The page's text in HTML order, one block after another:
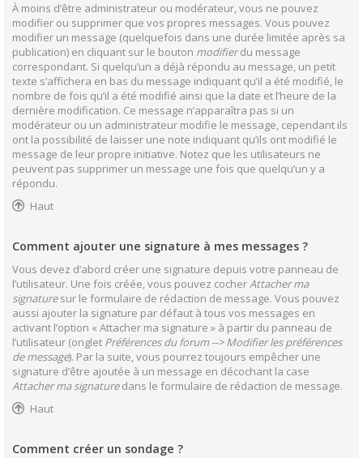
À moins d’être administrateur ou modérateur, vous ne pouvez
modifier ou supprimer que vos propres messages. Vous pouvez
modifier un message (quelquefois dans une durée limitée après sa
publication) en cliquant sur le bouton modifierdu message
correspondant. Si quelqu’un a déjà répondu au message, un petit
texte s’affichera en bas du message indiquant qu’il a été modifié, le
nombre de fois qu’il a été modifié ainsi que la date et l’heure de la
dernière modification. Ce message n’apparaîtra pas si un
modérateur ou un administrateur modifie le message, cependant ils
ont la possibilité de laisser une note indiquant qu’ils ont modifié le
message de leur propre initiative. Notez que les utilisateurs ne
peuvent pas supprimer un message une fois que quelqu’un y a
répondu.
Haut
Comment ajouter une signature à mes messages ?
Vous devez d’abord créer une signature depuis votre panneau de
l’utilisateur. Une fois créée, vous pouvez cocherAttacher ma
signaturesur le formulaire de rédaction de message. Vous pouvez
aussi ajouter la signature par défaut à tous vos messages en
activant l’option « Attacher ma signature » à partir du panneau de
l’utilisateur (onglet Préférences du forum --> Modifier les préférences
de message). Par la suite, vous pourrez toujours empêcher une
signature d’être ajoutée à un message en décochant la case
Attacher ma signaturedans le formulaire de rédaction de message.
Haut
Comment créer un sondage ?